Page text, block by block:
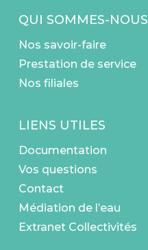
QUI SOMMES-NOUS
Nos savoir-faire
Prestation de service
Nos filiales
LIENS UTILES
Documentation
Vos questions
Contact
Médiation de l’eau
Extranet Collectivités